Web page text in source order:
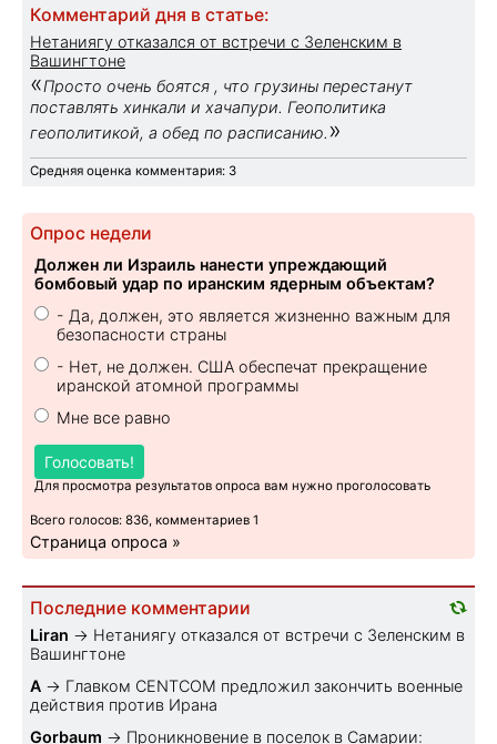
Комментарий дня в статье:
Нетаниягу отказался от встречи с Зеленским в
Вашингтоне
«Просто очень боятся , что грузины перестанут
поставлять хинкали и хачапури. Геополитика
геополитикой, а обед по расписанию. »
Средняя оценка комментария: 3
Опрос недели
Должен ли Израиль нанести упреждающий
бомбовый удар по иранским ядерным объектам?
- Да, должен, это является жизненно важным для
безопасности страны
- Нет, не должен. США обеспечат прекращение
иранской атомной программы
Мне все равно
Голосовать!
Для просмотра результатов опроса вам нужно проголосовать
Всего голосов: 836, комментариев 1
Страница опроса »
Последние комментарии
Liran → Нетаниягу отказался от встречи с Зеленским в
Вашингтоне
A → Главком CENTCOM предложил закончить военные
действия против Ирана
Gorbaum → Проникновение в поселок в Самарии: